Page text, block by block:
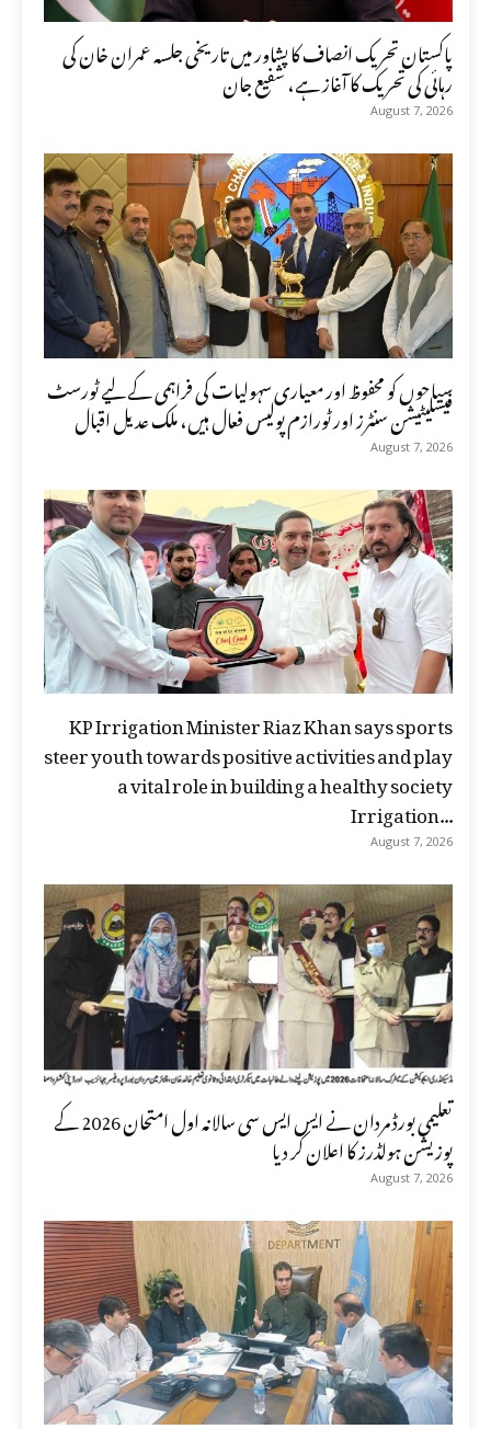
پاکستان تحریک انصاف کا پشاور میں تاریخی جلسہ عمران خان کی
رہائی کی تحریک کا آغاز ہے، شفیع جان
August 7, 2026
سیاحوں کو محفوظ اور معیاری سہولیات کی فراہمی کے لیے ٹورسٹ
فیسلیٹیشن سنٹرز اور ٹورازم پولیس فعال ہیں، ملک عدیل اقبال
August 7, 2026
KP Irrigation Minister Riaz Khan says sports
steer youth towards positive activities and play
a vital role in building a healthy society
Irrigation...
August 7, 2026
تعلیمی بورڈ مردان نے ایس ایس سی سالانہ اول امتحان 2026 کے
پوزیشن ہولڈرز کا اعلان کر دیا
August 7, 2026